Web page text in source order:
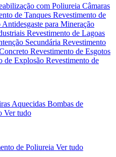
com Poliureia Câmaras
de Tanques Revestimento de
para Mineração
Revestimento de Lagoas
Secundária Revestimento
Revestimento de Esgotos
de Explosão Revestimento de
Aquecidas Bombas de
Ver tudo
de Poliureia Ver tudo